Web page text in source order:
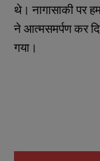
थे। नागासाकी पर
ने आत्मसमर्पण कर
गया।